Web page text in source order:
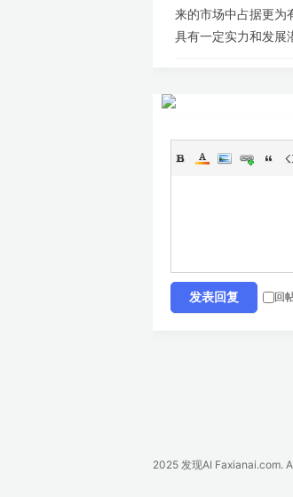
来的市场中占据更为
具有一定实力和发展
发表回复 回
2025 发现AI Faxianai.com.